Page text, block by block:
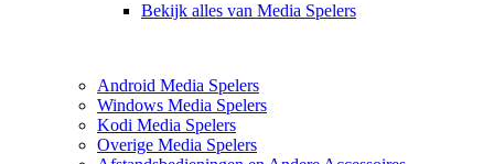
Bekijk alles van Media Spelers
Android Media Spelers
Windows Media Spelers
Kodi Media Spelers
Overige Media Spelers